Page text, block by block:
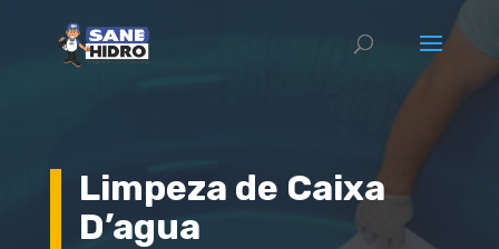
Limpeza de Caixa
D’agua